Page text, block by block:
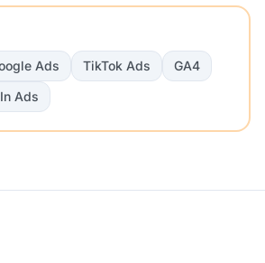
Ads TikTok Ads
GA4
Ads